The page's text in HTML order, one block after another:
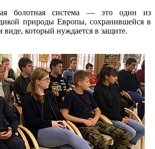
болотная система — это один из
природы Европы, сохранившейся в
виде, который нуждается в защите.